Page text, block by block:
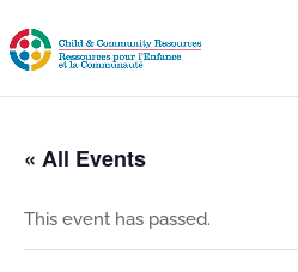
« All Events
This event has passed.